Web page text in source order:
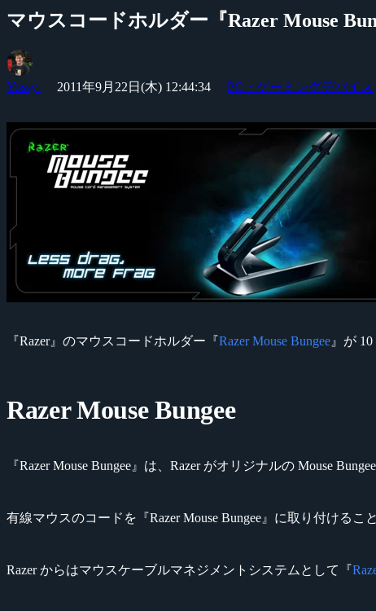
マウスコードホルダー『Razer Mouse
Yossy 2011年9月22日(木) 12:44:34 PC・ゲーミングデバイス
『Razer』のマウスコードホルダー『Razer Mouse Bungee 』が
Razer Mouse Bungee
『Razer Mouse Bungee』は、Razer がオリジナルの Mouse
有線マウスのコードを『Razer Mouse Bungee』に取り付ける
Razer からはマウスケーブルマネジメントシステムとして『